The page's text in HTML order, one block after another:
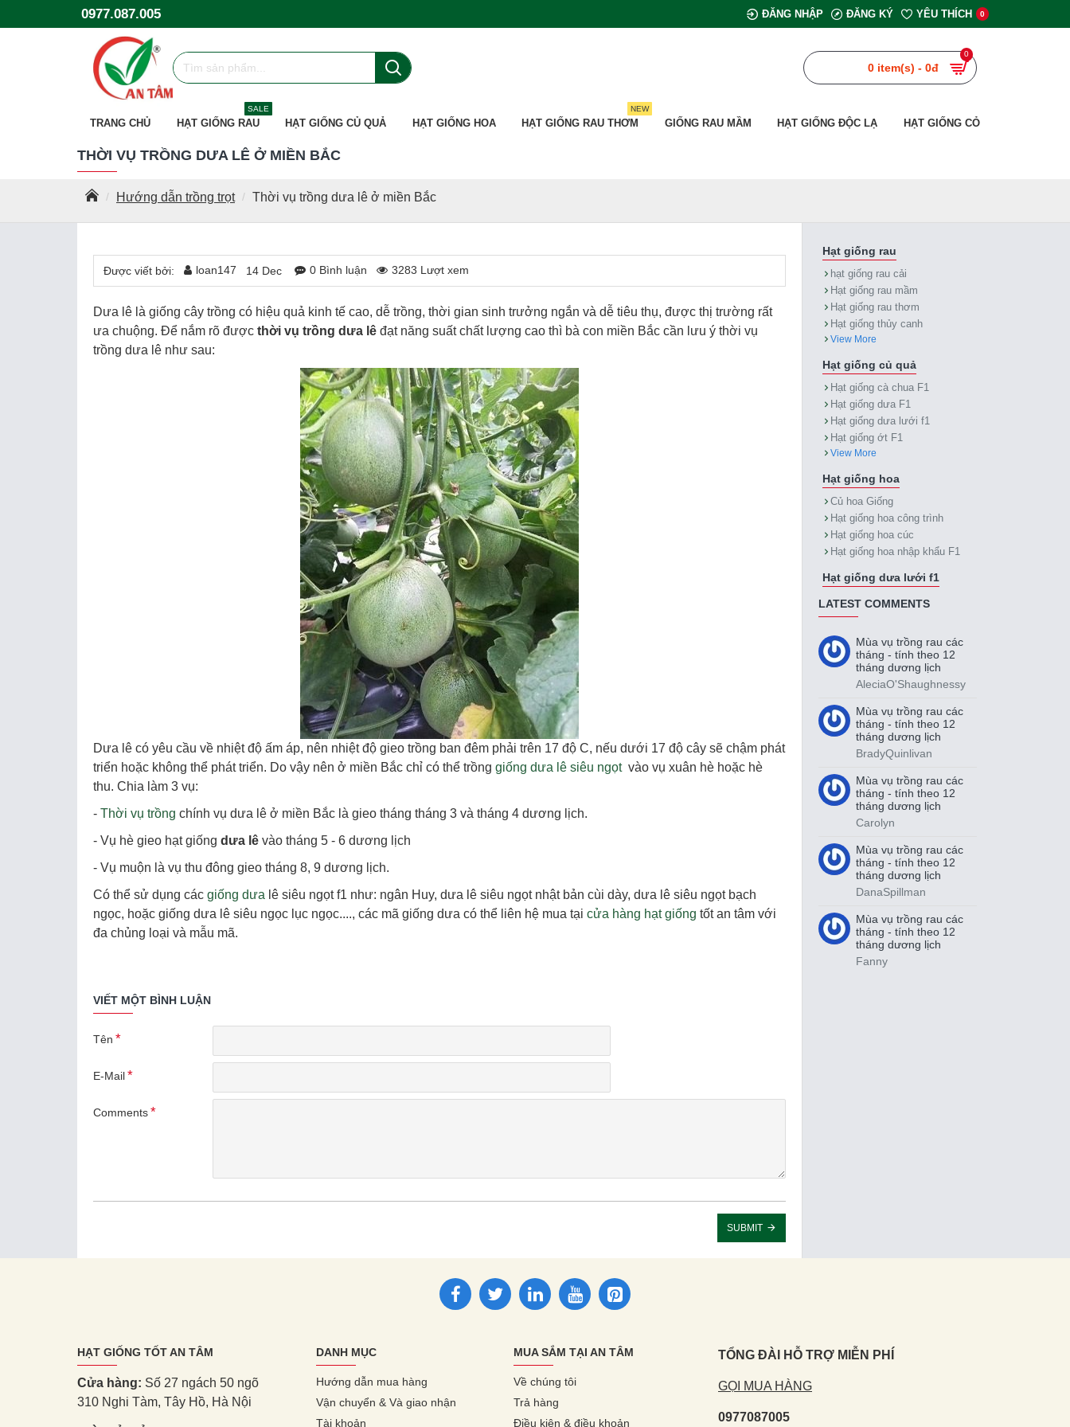
0977.087.005 ĐĂNG NHẬP ĐĂNG KÝ YÊU THÍCH 0
0 item(s) - 0đ
0
TRANG CHỦ HẠT GIỐNG RAU
SALE
HẠT GIỐNG CỦ QUẢ HẠT GIỐNG HOA HẠT GIỐNG RAU THƠM
NEW
GIỐNG RAU MẦM HẠT GIỐNG ĐỘC LẠ HẠT GIỐNG CỎ
Hướng dẫn trồng trọt Thời vụ trồng dưa lê ở miền Bắc
THỜI VỤ TRỒNG DƯA LÊ Ở MIỀN BẮC
Được viết bởi: loan147 14 Dec 0 Bình luận 3283 Lượt xem
Dưa lê là giống cây trồng có hiệu quả kinh tế cao, dễ trồng, thời gian sinh trưởng ngắn và dễ tiêu thụ, được thị trường rất
ưa chuộng. Để nắm rõ được thời vụ trồng dưa lê đạt năng suất chất lượng cao thì bà con miền Bắc cần lưu ý thời vụ
trồng dưa lê như sau:
Dưa lê có yêu cầu về nhiệt độ ấm áp, nên nhiệt độ gieo trồng ban đêm phải trên 17 độ C, nếu dưới 17 độ cây sẽ chậm phát
triển hoặc không thể phát triển. Do vậy nên ở miền Bắc chỉ có thể trồng giống dưa lê siêu ngọtvào vụ xuân hè hoặc hè
thu. Chia làm 3 vụ:
- Thời vụ trồng chính vụ dưa lê ở miền Bắc là gieo tháng tháng 3 và tháng 4 dương lịch.
- Vụ hè gieo hạt giống dưa lê vào tháng 5 - 6 dương lịch
- Vụ muộn là vụ thu đông gieo tháng 8, 9 dương lịch.
Có thể sử dụng các giống dưa lê siêu ngọt f1 như: ngân Huy, dưa lê siêu ngọt nhật bản cùi dày, dưa lê siêu ngọt bạch
ngọc, hoặc giống dưa lê siêu ngọc lục ngọc...., các mã giống dưa có thể liên hệ mua tại cửa hàng hạt giống tốt an tâm với
đa chủng loại và mẫu mã.
VIẾT MỘT BÌNH LUẬN
Tên
E-Mail
Comments
SUBMIT
Hạt giống rau
hạt giống rau cải
Hạt giống rau mầm
Hạt giống rau thơm
Hạt giống thủy canh
View More
Hạt giống củ quả
Hạt giống cà chua F1
Hạt giống dưa F1
Hạt giống dưa lưới f1
Hạt giống ớt F1
View More
Hạt giống hoa
Củ hoa Giống
Hạt giống hoa công trình
Hạt giống hoa cúc
Hạt giống hoa nhập khẩu F1
Hạt giống dưa lưới f1
LATEST COMMENTS
Mùa vụ trồng rau các
tháng - tính theo 12
tháng dương lịch
AleciaO'Shaughnessy
Mùa vụ trồng rau các
tháng - tính theo 12
tháng dương lịch
BradyQuinlivan
Mùa vụ trồng rau các
tháng - tính theo 12
tháng dương lịch
Carolyn
Mùa vụ trồng rau các
tháng - tính theo 12
tháng dương lịch
DanaSpillman
Mùa vụ trồng rau các
tháng - tính theo 12
tháng dương lịch
Fanny
HẠT GIỐNG TỐT AN TÂM
Cửa hàng: Số 27 ngách 50 ngõ
310 Nghi Tàm, Tây Hồ, Hà Nội
DANH MỤC
Hướng dẫn mua hàng
Vận chuyển & Và giao nhận
Tài khoản
MUA SẮM TẠI AN TÂM
Về chúng tôi
Trả hàng
Điều kiện & điều khoản
TỔNG ĐÀI HỖ TRỢ MIỄN PHÍ
GỌI MUA HÀNG
0977087005